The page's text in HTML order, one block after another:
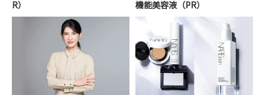
R）
機能美容液（PR）